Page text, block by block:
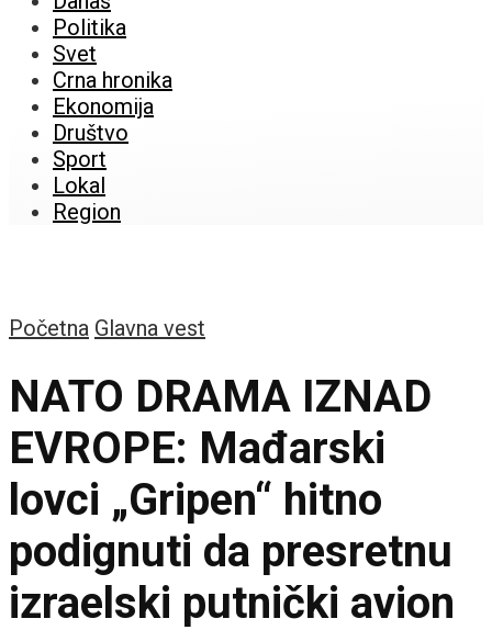
Politika
Svet
Crna hronika
Ekonomija
Društvo
Sport
Lokal
Region
Početna Glavna vest
NATO DRAMA IZNAD
EVROPE: Mađarski
lovci „Gripen“ hitno
podignuti da presretnu
izraelski putnički avion